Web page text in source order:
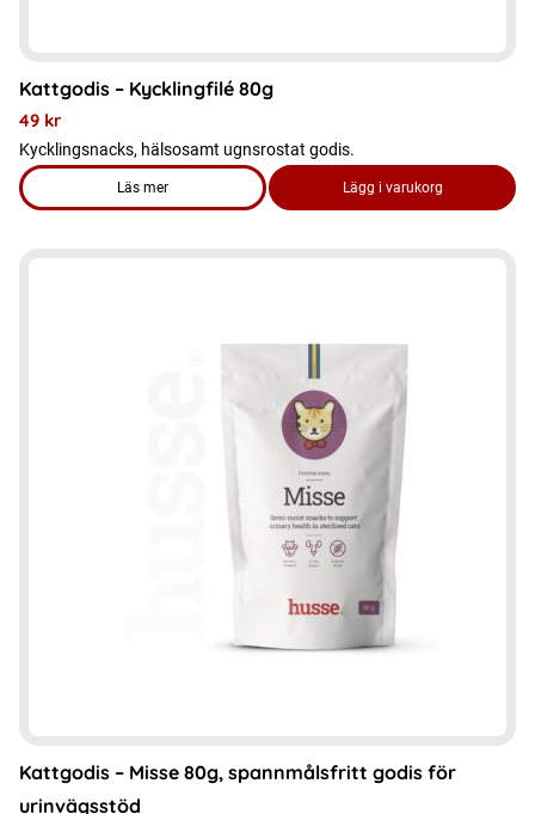
Kattgodis – Kycklingfilé 80g
49 kr
Kycklingsnacks, hälsosamt ugnsrostat godis.
Läs mer
om produkten Kattgodis - Kycklingfilé 80g
Lägg i varukorg
Kattgodis – Misse 80g, spannmålsfritt godis för
urinvägsstöd